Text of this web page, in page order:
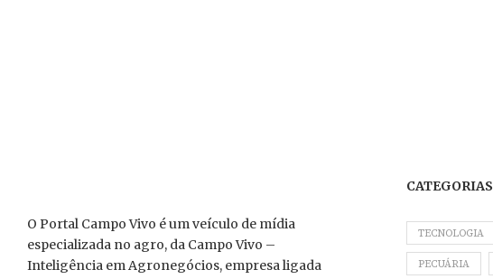
O Portal Campo Vivo é um veículo de mídia
especializada no agro, da Campo Vivo –
Inteligência em Agronegócios, empresa ligada
CATEGORIAS
TECNOLOGIA
PECUÁRIA